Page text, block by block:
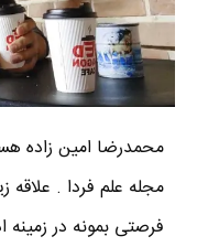
محمدرضا امين زاده
مجله علم فردا . علاقه
فرصتی بمونه در